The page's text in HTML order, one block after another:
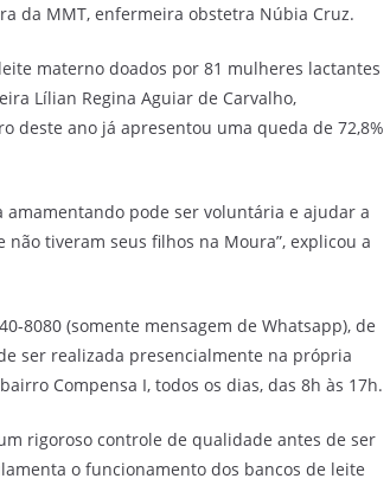
da MMT, enfermeira obstetra Núbia Cruz.
materno doados por 81 mulheres lactantes
Lílian Regina Aguiar de Carvalho,
deste ano já apresentou uma queda de 72,8%
pode ser voluntária e ajudar a
tiveram seus filhos na Moura”, explicou a
8080 (somente mensagem de Whatsapp), de
ser realizada presencialmente na própria
Compensa I, todos os dias, das 8h às 17h.
rigoroso controle de qualidade antes de ser
o funcionamento dos bancos de leite